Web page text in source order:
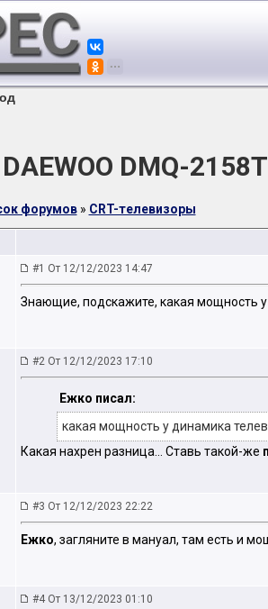
DAEWOO DMQ-
форумов» CRT-телевизоры
#1 От 12/12/2023 14:47
Знающие, подскажите, какая мощность у
#2 От 12/12/2023 17:10
Ежко писал:
какая мощность у динамика
Какая нахрен разница... Ставь такой-же
#3 От 12/12/2023 22:22
Ежко, загляните в мануал, там есть и
#4 От 13/12/2023 01:10